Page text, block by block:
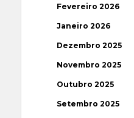
Fevereiro 2026
Janeiro 2026
Dezembro 2025
Novembro 2025
Outubro 2025
Setembro 2025